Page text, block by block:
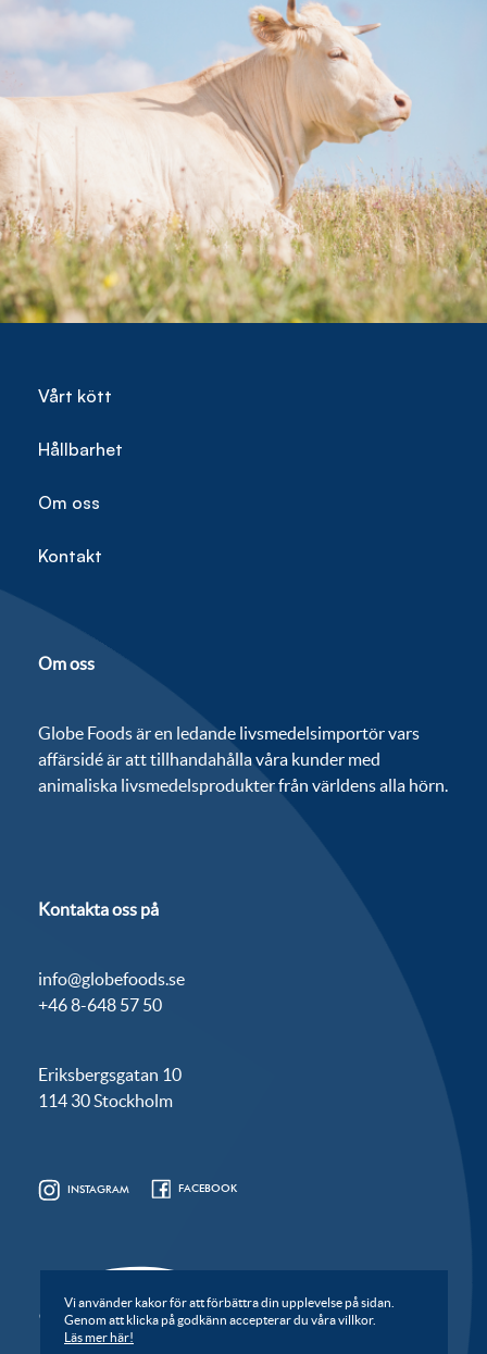
Vårt kött
Hållbarhet
Om oss
Kontakt
Kontakta oss på
info@globefoods.se
+46 8-648 57 50
Eriksbergsgatan 10
114 30 Stockholm
Om oss
Globe Foods är en ledande livsmedelsimportör vars
affärsidé är att tillhandahålla våra kunder med
animaliska livsmedelsprodukter från världens alla hörn.
INSTAGRAM FACEBOOK
Vi använder kakor för att förbättra din upplevelse på sidan.
Genom att klicka på godkänn accepterar du våra villkor.
Läs mer här!